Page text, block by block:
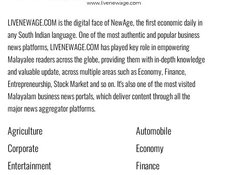
LIVENEWAGE.COM is the digital face of NewAge, the first economic daily in
any South Indian language. One of the most authentic and popular business
news platforms, LIVENEWAGE.COM has played key role in empowering
Malayalee readers across the globe, providing them with in-depth knowledge
and valuable update, across multiple areas such as Economy, Finance,
Entrepreneurship, Stock Market and so on. It's also one of the most visited
Malayalam business news portals, which deliver content through all the
major news aggregator platforms.
Agriculture
Automobile
Corporate
Economy
Entertainment
Finance